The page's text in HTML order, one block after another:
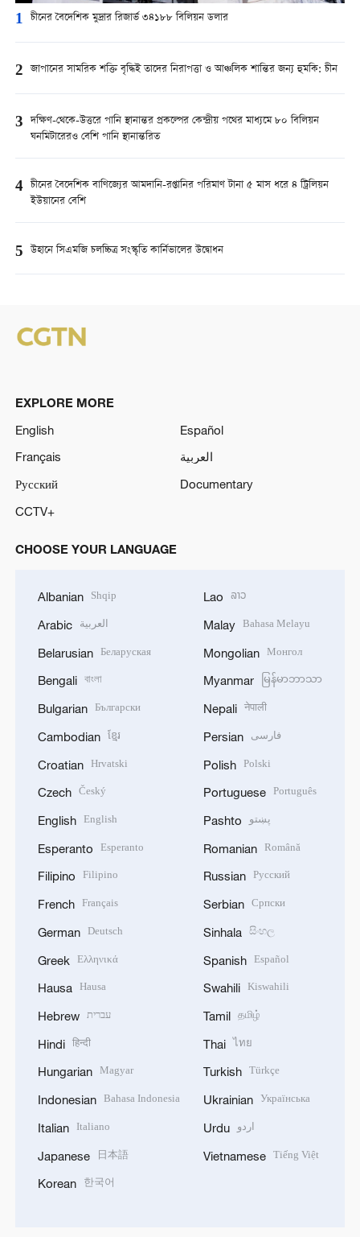
1 চীনের বৈদেশিক মুদ্রার রিজার্ভ ৩৪১৮৮ বিলিয়ন ডলার
2 জাপানের সামরিক শক্তি বৃদ্ধিই তাদের নিরাপত্তা ও আঞ্চলিক শান্তির জন্য হুমকি: চীন
3 দক্ষিণ-থেকে-উত্তরে পানি স্থানান্তর প্রকল্পের কেন্দ্রীয় পথের মাধ্যমে ৮০ বিলিয়ন
ঘনমিটারেরও বেশি পানি স্থানান্তরিত
4 চীনের বৈদেশিক বাণিজ্যের আমদানি-রপ্তানির পরিমাণ টানা ৫ মাস ধরে ৪ ট্রিলিয়ন
ইউয়ানের বেশি
5 উহানে সিএমজি চলচ্চিত্র সংস্কৃতি কার্নিভালের উদ্বোধন
EXPLORE MORE
English
Español
Français
العربية
Русский
Documentary
CCTV+
CHOOSE YOUR LANGUAGE
Albanian Shqip
Arabic العربية
Belarusian Беларуская
Bengali বাংলা
Bulgarian Български
Cambodian ខ្មែរ
Croatian Hrvatski
Czech Český
English English
Esperanto Esperanto
Filipino Filipino
French Français
German Deutsch
Greek Ελληνικά
Hausa Hausa
Hebrew עברית
Hindi हिन्दी
Hungarian Magyar
Indonesian Bahasa Indonesia
Italian Italiano
Japanese 日本語
Korean 한국어
Lao ລາວ
Malay Bahasa Melayu
Mongolian Монгол
Myanmar မြန်မာဘာသာ
Nepali नेपाली
Persian فارسی
Polish Polski
Portuguese Português
Pashto پښتو
Romanian Română
Russian Русский
Serbian Српски
Sinhala සිංහල
Spanish Español
Swahili Kiswahili
Tamil தமிழ்
Thai ไทย
Turkish Türkçe
Ukrainian Українська
Urdu اردو
Vietnamese Tiếng Việt